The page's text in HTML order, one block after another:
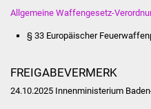
Allgemeine Waffengesetz-
§ 33 Europäischer
FREIGABEVERMERK
24.10.2025 Innenministerium